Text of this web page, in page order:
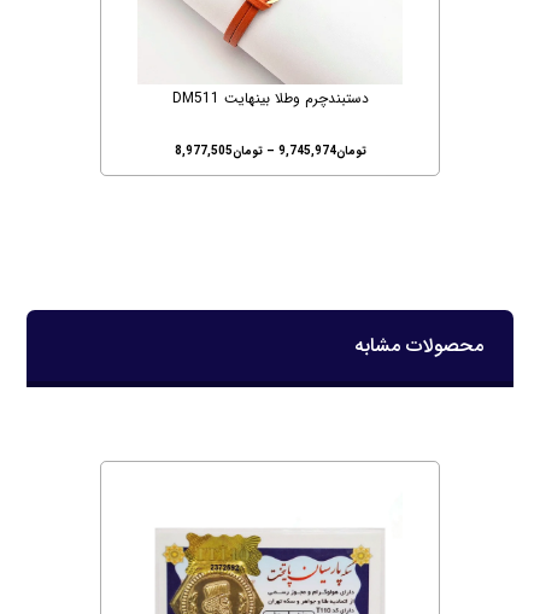
دستبندچرم وطلا بینهایت DM511
تومان9,745,974
– تومان8,977,505
محصولات مشابه